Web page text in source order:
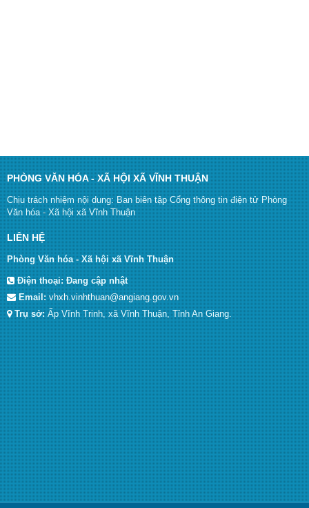
PHÒNG VĂN HÓA - XÃ HỘI XÃ VĨNH THUẬN
Chịu trách nhiệm nội dung: Ban biên tập Cổng thông tin điện tử Phòng
Văn hóa - Xã hội xã Vĩnh Thuận
LIÊN HỆ
Phòng Văn hóa - Xã hội xã Vĩnh Thuận
Điện thoại:Đang cập nhật
Email:vhxh.vinhthuan@angiang.gov.vn
Trụ sở:Ấp Vĩnh Trinh, xã Vĩnh Thuận, Tỉnh An Giang.